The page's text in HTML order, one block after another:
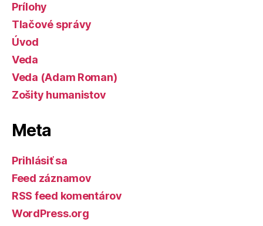
Prílohy
Tlačové správy
Úvod
Veda
Veda (Adam Roman)
Zošity humanistov
Meta
Prihlásiť sa
Feed záznamov
RSS feed komentárov
WordPress.org